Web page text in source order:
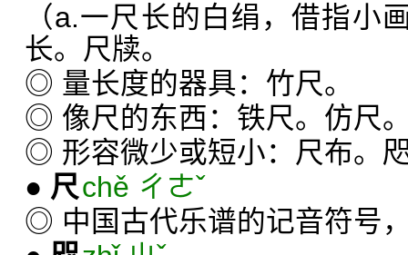
（a.一尺长的白绢，借指小
长。尺牍。
◎ 量长度的器具：竹尺。
◎ 像尺的东西：铁尺。仿尺
◎ 形容微少或短小：尺布。
● 尺chě ㄔㄜˇ
◎ 中国古代乐谱的记音符号